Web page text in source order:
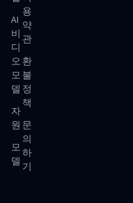
AI
비
디
오
모
델
자
원
모
델
용
약
관
환
불
정
책
문
의
하
기